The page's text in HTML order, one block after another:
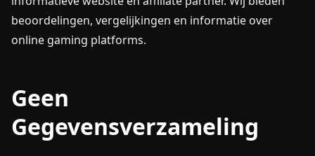
beoordelingen, vergelijkingen en informatie over
online gaming platforms.
Geen
Gegevensverzameling